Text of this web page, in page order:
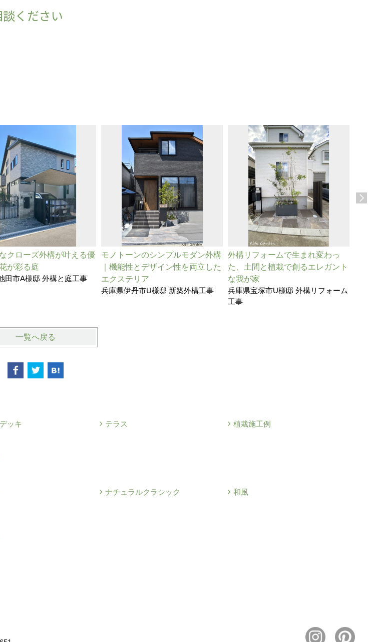
ください
クローズ外構が叶える優
が彩る庭
田市A様邸 外構と庭工事
モノトーンのシンプルモダン外構
｜機能性とデザイン性を両立した
エクステリア
兵庫県伊丹市U様邸 新築外構工事
外構リフォームで生まれ変わっ
た、土間と植栽で創るエレガント
な我が家
兵庫県宝塚市U様邸 外構リフォーム
工事
一覧へ戻る
ッキ テラス 植栽施工例
ナチュラルクラシック
和風